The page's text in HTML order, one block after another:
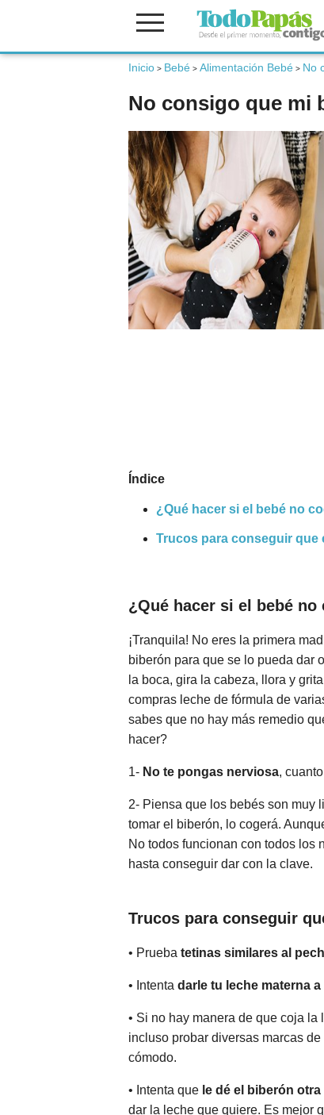
Inicio > Bebé > Alimentación Bebé > No
No consigo que mi
Índice
¿Qué hacer si el bebé no
Trucos para conseguir que
¿Qué hacer si el bebé no
¡Tranquila! No eres la primera
biberón para que se lo pueda dar
la boca, gira la cabeza, llora y
compras leche de fórmula de
sabes que no hay más remedio
hacer?
1- No te pongas nerviosa,
2- Piensa que los bebés son muy
tomar el biberón, lo cogerá.
No todos funcionan con todos los
hasta conseguir dar con la clave.
Trucos para conseguir
• Prueba tetinas similares al
• Intenta darle tu leche materna
• Si no hay manera de que coja la
incluso probar diversas marcas
cómodo.
• Intenta que le dé el biberón
dar la leche que quiere. Es mejor